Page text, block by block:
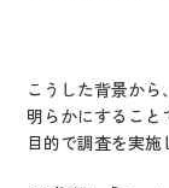
こうした背景から
明らかにすること
目的で調査を実施